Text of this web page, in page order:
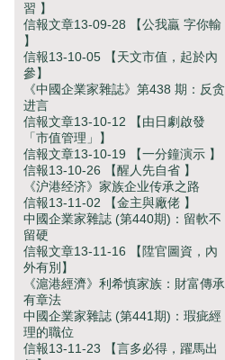
習 】
信報文章13-09-28 【公我贏 字你輸
】
信報13-10-05 【天文市值，起於內
參】
《中國企業家雜誌》第438 期：反贪
进言
信報文章13-10-12 【由日劇啟發
「市值管理」】
信報文章13-10-19 【一分鐘演示 】
信報13-10-26 【醒人先自省 】
《沪港经济》家族企业传承之路
信報13-11-02 【金主與廠佬 】
中國企業家雜誌 (第440期)：留軟不
留硬
信報文章13-11-16 【陞官圖資，內
外有別】
《滬港經濟》利希慎家族：財富傳承
有章法
中國企業家雜誌 (第441期)：瑕疵經
理的職位
信報13-11-23 【言多必得，躍馬出